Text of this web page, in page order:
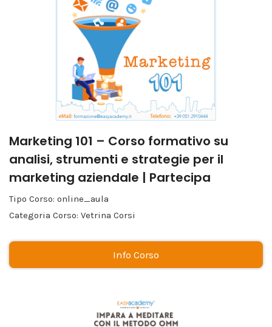
Marketing 101 – Corso formativo su
analisi, strumenti e strategie per il
marketing aziendale | Partecipa
Tipo Corso: online_aula
Categoria Corso: Vetrina Corsi
Info Corso